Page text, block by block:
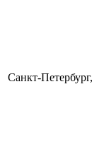
Санкт-Петербург,